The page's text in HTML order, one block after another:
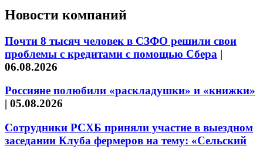
Новости компаний
Почти 8 тысяч человек в СЗФО решили свои
проблемы с кредитами с помощью Сбера |
06.08.2026
Россияне полюбили «раскладушки» и «книжки»
| 05.08.2026
Сотрудники РСХБ приняли участие в выездном
заседании Клуба фермеров на тему: «Сельский